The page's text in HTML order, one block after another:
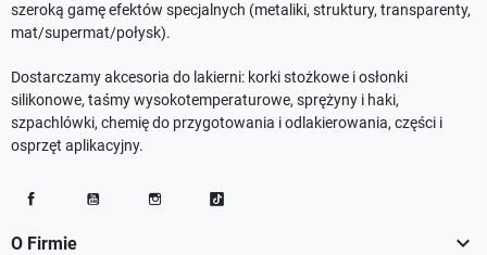
szeroką gamę efektów specjalnych (metaliki, struktury, transparenty,
mat/supermat/połysk).
Dostarczamy akcesoria do lakierni: korki stożkowe i osłonki
silikonowe, taśmy wysokotemperaturowe, sprężyny i haki,
szpachlówki, chemię do przygotowania i odlakierowania, części i
osprzęt aplikacyjny.
O Firmie 